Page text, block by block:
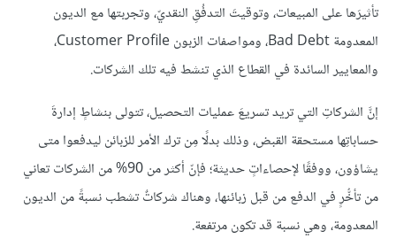
تأثيرَها على المبيعات، وتوقيتَ التدفُقِ النقديّ، وتجربتها مع الديون
المعدومة Bad Debt، ومواصفات الزبون Customer Profile،
والمعايير السائدة في القطاع الذي تنشط فيه تلك الشركات.
إنَّ الشركاتِ التي تريد تسريعَ عمليات التحصيل، تتولى بنشاطٍ إدارةَ
حساباتِها مستحقة القبض، وذلك بدلًا مِن ترك الأمر للزبائن ليدفعوا متى
يشاؤون، ووفقًا لإحصاءاتٍ حديثة؛ فإنّ أكثر من 90% من الشركات تعاني
من تأخُّرٍ في الدفع من قبل زبائنها، وهناك شركاتٌ تشطب نسبةً من الديون
المعدومة، وهي نسبة قد تكون مرتفعة.